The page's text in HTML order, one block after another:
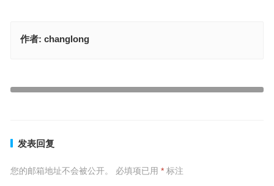
作者: changlong
发表回复
您的邮箱地址不会被公开。 必填项已用 *标注